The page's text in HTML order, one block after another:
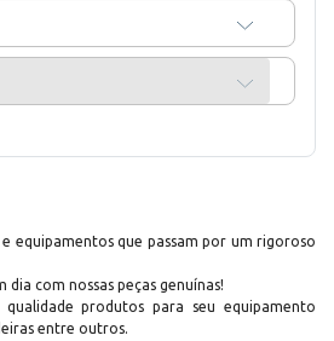
equipamentos que passam por um rigoroso
dia com nossas peças genuínas!
produtos para seu equipamento
entre outros.